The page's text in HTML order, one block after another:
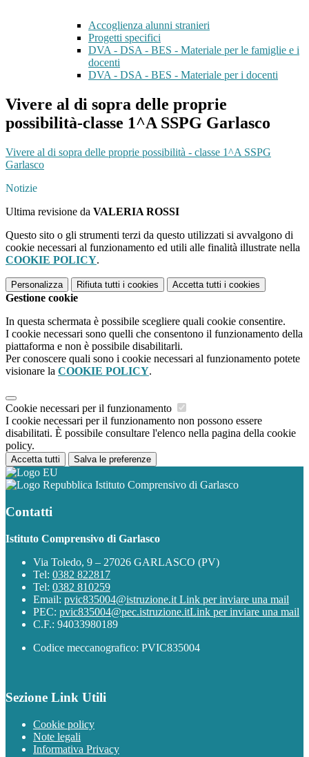
Accoglienza alunni stranieri
Progetti specifici
DVA - DSA - BES - Materiale per le famiglie e i
docenti
DVA - DSA - BES - Materiale per i docenti
Vivere al di sopra delle proprie
possibilità-classe 1^A SSPG Garlasco
Vivere al di sopra delle proprie possibilità - classe 1^A SSPG
Garlasco
Notizie
Ultima revisione da VALERIA ROSSI
Questo sito o gli strumenti terzi da questo utilizzati si avvalgono di
cookie necessari al funzionamento ed utili alle finalità illustrate nella
COOKIE POLICY.
Personalizza Rifiuta tutti i cookies Accetta tutti i cookies
Gestione cookie
In questa schermata è possibile scegliere quali cookie consentire.
I cookie necessari sono quelli che consentono il funzionamento della
piattaforma e non è possibile disabilitarli.
Per conoscere quali sono i cookie necessari al funzionamento potete
visionare la COOKIE POLICY.
Cookie necessari per il funzionamento
I cookie necessari per il funzionamento non possono essere
disabilitati. È possibile consultare l'elenco nella pagina della cookie
policy.
Accetta tutti Salva le preferenze
Istituto Comprensivo di Garlasco
Contatti
Istituto Comprensivo di Garlasco
Via Toledo, 9 – 27026 GARLASCO (PV)
Tel: 0382 822817
Tel: 0382 810259
Email: pvic835004@istruzione.it Link per inviare una mail
PEC: pvic835004@pec.istruzione.itLink per inviare una mail
C.F.: 94033980189
Codice meccanografico: PVIC835004
Sezione Link Utili
Cookie policy
Note legali
Informativa Privacy